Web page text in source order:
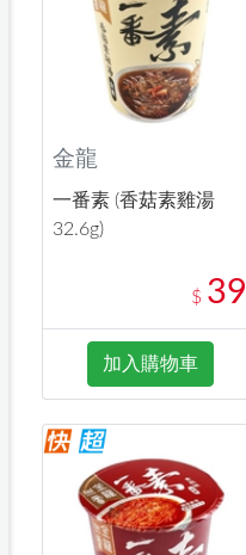
金龍
一番素 (香菇素雞湯
32.6g)
$ 39
加入購物車